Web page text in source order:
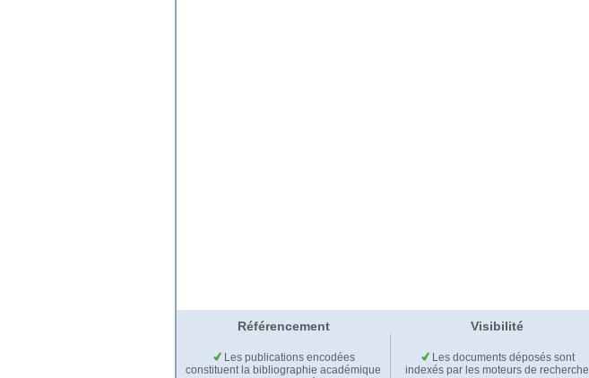
Référencement Visibilité
Les publications encodées
constituent la bibliographie académique
Les documents déposés sont
indexés par les moteurs de recherche